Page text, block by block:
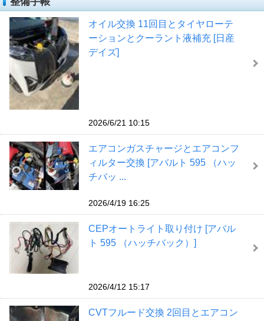
オイル交換 11回目とタイヤローテ
ーションとクーラント液補充 [日産
デイズ]
2026/6/21 10:15
エアコンガスチャージとエアコンフ
ィルター交換 [アバルト 595 （ハッ
チバッ ...
2026/4/19 16:25
CEPオートライト取り付け [アバル
ト 595 （ハッチバック）]
2026/4/12 15:17
CVTフルード交換 2回目とエアコン